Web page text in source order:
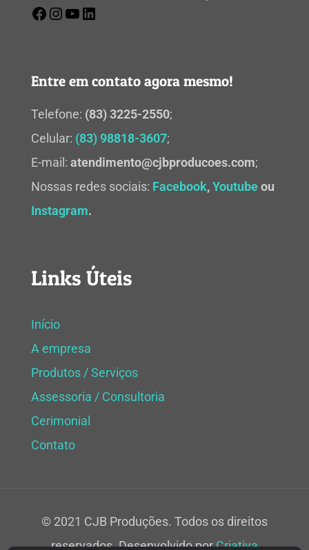
Entre em contato agora mesmo!
Telefone: (83) 3225-2550;
Celular: (83) 98818-3607;
E-mail: atendimento@cjbproducoes.com;
Nossas redes sociais: Facebook,Youtubeou
Instagram.
Links Úteis
Início
A empresa
Produtos / Serviços
Assessoria / Consultoria
Cerimonial
Contato
© 2021 CJB Produções. Todos os direitos
reservados. Desenvolvido porCriativa